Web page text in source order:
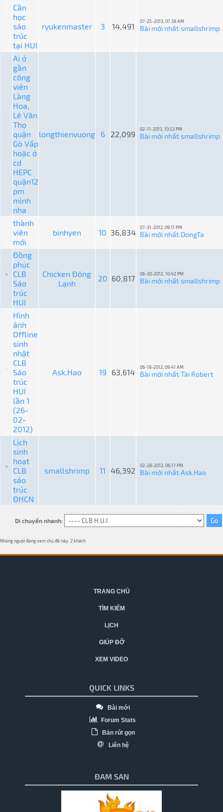
Cần
học
sáo
trúc
tại HUI
ryukenmaster 3 14,491
07-25-2013, 07:38 AM
Bài mới nhất:smallshrimp
Ai ở
gần
công
viên
Làng
Hoa,
Lê Văn
Thọ
quận
Gò Vấp
hoặc ở
cd
HEPC
quận12
pm
mình
nha
longthienvuong 6 22,099
02-11-2013, 10:53 PM
Bài mới nhất:smallshrimp
thành
viên
mới
binhyen 10 36,834
07-31-2012, 09:11 PM
Bài mới nhất: DongTa
Đồng
phục
CLB
Sáo
trúc
HUI
Chicken Đông
Lạnh
20 60,817 06-30-2012, 10:42 PM
Bài mới nhất:smallshrimp
Hình
ảnh
Offline
sinh
nhật
CLB
Sáo
trúc
HUI
lần 1
(26-
02-
2012)
Ask.Hao 19 63,614
06-18-2012, 09:41 AM
Bài mới nhất:Tài Robert
Lịch
sinh
hoạt
CLB
sáo
trúc
ĐHCN
smallshrimp 11 46,392
02-28-2012, 06:17 PM
Bài mới nhất:Ask.Hao
Di chuyển nhanh:
Những người đang xem chủ đề này: 2 khách
TRANG CHỦ
TÌM KIẾM
LỊCH
GIÚP ĐỠ
XEM VIDEO
QUICK LINKS
Bài mới
Forum Stats
Bản rút gọn
Liên hệ
ĐAM SAN